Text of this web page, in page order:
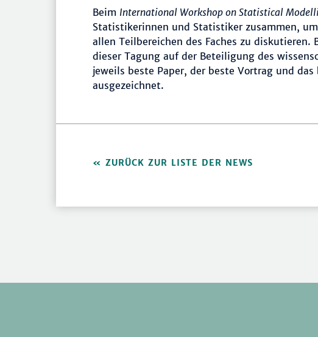
Beim International Workshop on Statistical
Statistikerinnen und Statistiker zusammen,
allen Teilbereichen des Faches zu diskutieren.
dieser Tagung auf der Beteiligung des
jeweils beste Paper, der beste Vortrag und das
ausgezeichnet.
ZURÜCK ZUR LISTE DER NEWS